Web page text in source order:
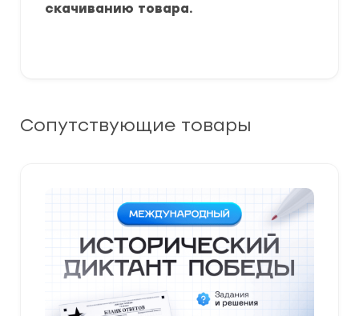
скачиванию товара.
Сопутствующие товары